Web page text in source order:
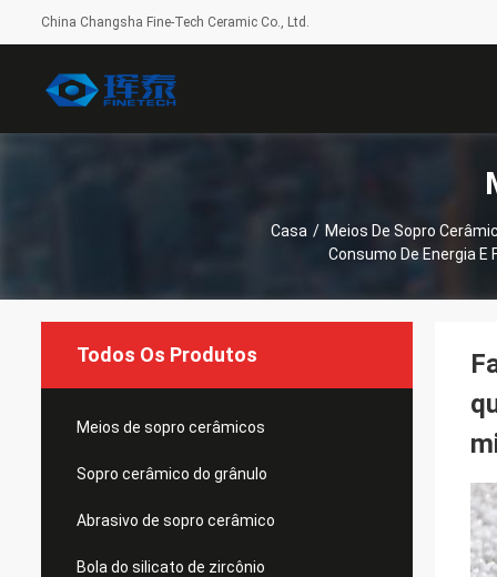
China Changsha Fine-Tech Ceramic Co., Ltd.
Casa / Meios De Sopro
Consumo De Energia
Todos Os Produtos
Meios de sopro cerâmicos
Sopro cerâmico do grânulo
Abrasivo de sopro cerâmico
Bola do silicato de zircônio